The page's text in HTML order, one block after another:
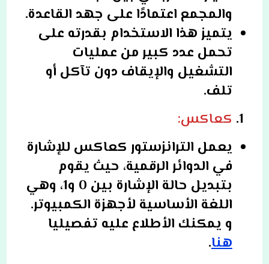
والمجمع اعتمادًا على جهد القاعدة.
يتميز هذا الاستخدام بقدرته على
تحمل عدد كبير من عمليات
التشغيل والإيقاف دون تآكل أو
تلف.
كعاكس:
يعمل الترانزستور كعاكس للإشارة
في الدوائر الرقمية، حيث يقوم
بتبديل حالة الإشارة بين 0 و1، وهي
اللغة الأساسية لأجهزة الكمبيوتر.
و يمكنك الأطلاع عليه تفصيليا
هنا.